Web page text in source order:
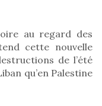
au regard des
cette nouvelle
de l’été
qu’en Palestine